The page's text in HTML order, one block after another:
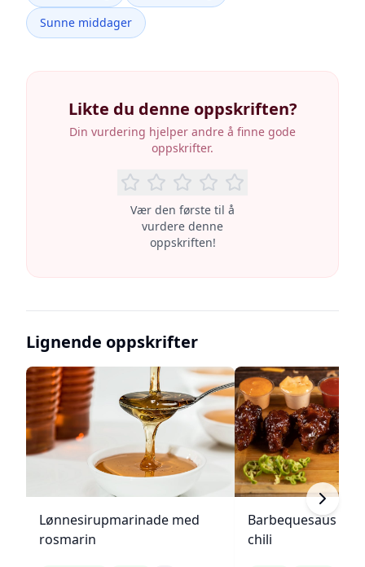
Sunne middager
Likte du denne oppskriften?
Din vurdering hjelper andre å finne gode
oppskrifter.
Vær den første til å
vurdere denne
oppskriften!
Lignende oppskrifter
Lønnesirupmarinade med
rosmarin
Barbequesaus
chili